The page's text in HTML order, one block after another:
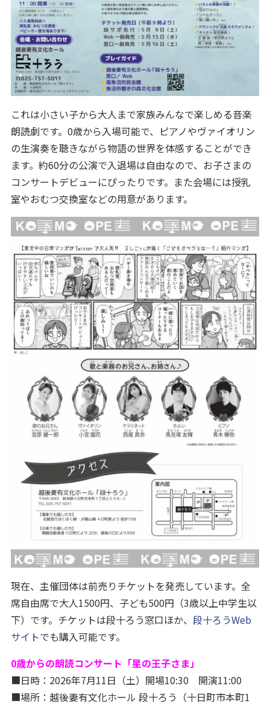
これは小さい子から大人まで家族みんなで楽しめる音楽
朗読劇です。0歳から入場可能で、ピアノやヴァイオリン
の生演奏を聴きながら物語の世界を体感することができ
ます。約60分の公演で入退場は自由なので、お子さまの
コンサートデビューにぴったりです。また会場には授乳
室やおむつ交換室などの用意があります。
現在、主催団体は前売りチケットを発売しています。全
席自由席で大人1500円、子ども500円（3歳以上中学生以
下）です。チケットは段十ろう窓口ほか、 段十ろうWeb
サイトでも購入可能です。
0歳からの朗読コンサート「星の王子さま」
■日時：2026年7月11日（土）開場10:30 開演11:00
■場所：越後妻有文化ホール 段十ろう（十日町市本町1